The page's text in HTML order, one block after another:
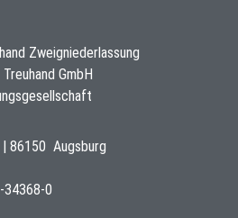
Zweigniederlassung
GmbH
86150 Augsburg
34368-0